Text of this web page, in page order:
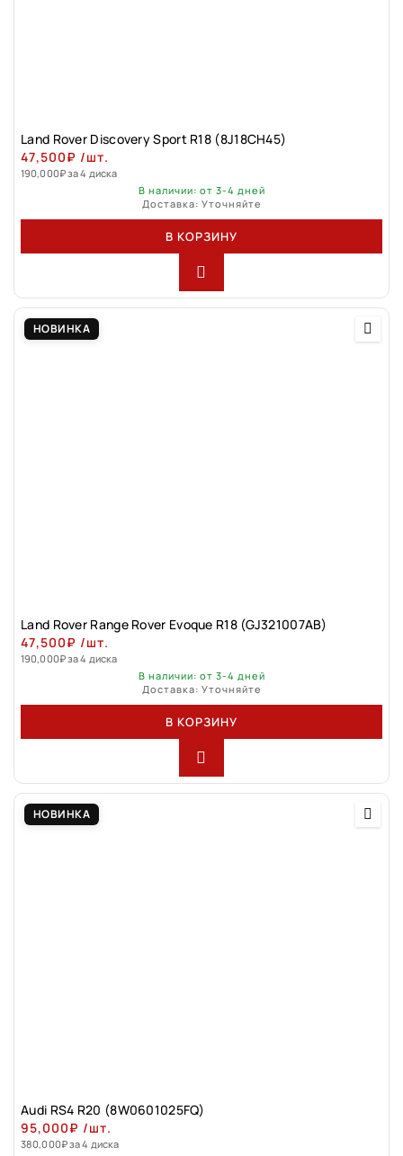
Land Rover Discovery Sport R18 (8J18CH45)
47,500₽ /шт.
190,000₽за 4 диска
В наличии: от 3-4 дней
Доставка: Уточняйте
В КОРЗИНУ
НОВИНКА
Land Rovеr Rаngе Rоver Evоque R18 (GJ321007АВ)
47,500₽ /шт.
190,000₽за 4 диска
В наличии: от 3-4 дней
Доставка: Уточняйте
В КОРЗИНУ
НОВИНКА
Audi RS4 R20 (8W0601025FQ)
95,000₽ /шт.
380,000₽за 4 диска